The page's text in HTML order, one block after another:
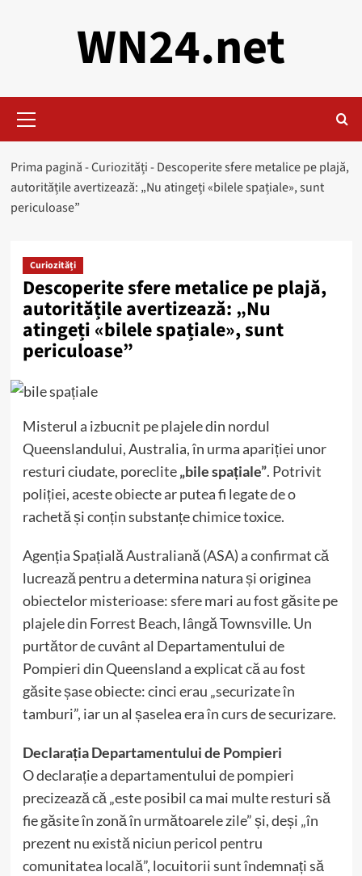
WN24.net
Menu
Prima pagină-Curiozități-Descoperite sfere metalice pe plajă,
autoritățile avertizează: „Nu atingeți «bilele spațiale», sunt
periculoase”
Curiozități
Descoperite sfere metalice pe plajă,
autoritățile avertizează: „Nu
atingeți «bilele spațiale», sunt
periculoase”
Misterul a izbucnit pe plajele din nordul
Queenslandului, Australia, în urma apariției unor
resturi ciudate, poreclite„bile spațiale”. Potrivit
poliției, aceste obiecte ar putea fi legate de o
rachetă și conțin substanțe chimice toxice.
Agenția Spațială Australiană (ASA) a confirmat că
lucrează pentru a determina natura și originea
obiectelor misterioase: sfere mari au fost găsite pe
plajele din Forrest Beach, lângă Townsville. Un
purtător de cuvânt al Departamentului de
Pompieri din Queensland a explicat că au fost
găsite șase obiecte: cinci erau „securizate în
tamburi”, iar un al șaselea era în curs de securizare.
Declarația Departamentului de Pompieri
O declarație a departamentului de pompieri
precizează că „este posibil ca mai multe resturi să
fie găsite în zonă în următoarele zile” și, deși „în
prezent nu există niciun pericol pentru
comunitatea locală”, locuitorii sunt îndemnați să